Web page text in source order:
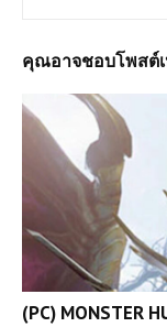
คุณอาจชอบโพสต์
(PC) MONSTER